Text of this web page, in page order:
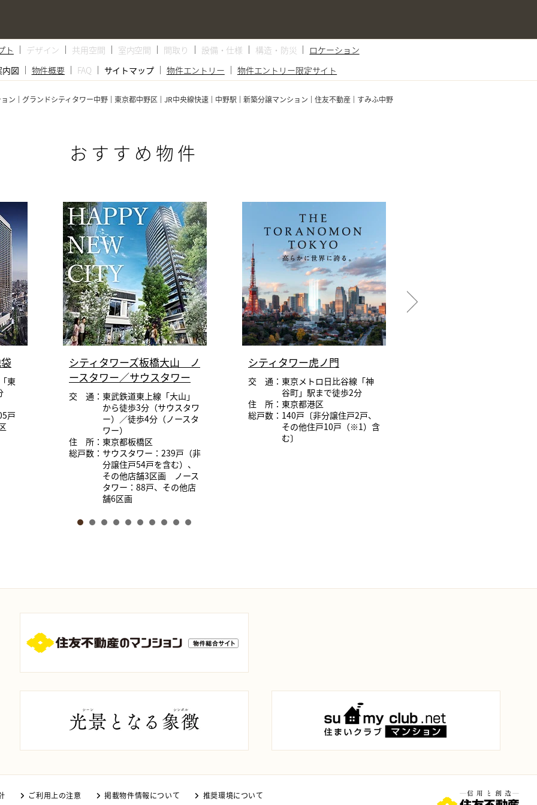
ト デザイン 共用空間 室内空間 間取り 設備・仕様 構造・防災
ロケーション
図
物件概要 FAQ サイトマップ 物件エントリー 物件エントリー限定サイト
ン グランドシティタワー中野 東京都中野区 JR中央線快速 中野駅 新築分譲マンション 住友不動産 すみふ中野
おすすめ物件
東
戸
シティタワーズ板橋大山 ノ
ースタワー／サウスタワー
交 通：東武鉄道東上線「大山」
から徒歩3分（サウスタワ
ー）／徒歩4分（ノースタ
ワー）
住 所：東京都板橋区
総戸数：サウスタワー：239戸（非
分譲住戸54戸を含む）、
その他店舗3区画 ノース
タワー：88戸、その他店
舗6区画
シティタワー虎ノ門
交 通：東京メトロ日比谷線「神
谷町」駅まで徒歩2分
住 所：東京都港区
総戸数：140戸〔非分譲住戸2戸、
その他住戸10戸（※1）含
む〕
ご利用上の注意 掲載物件情報について 推奨環境について